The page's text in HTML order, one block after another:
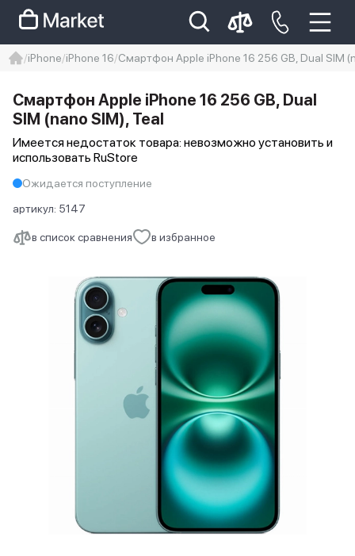
Iphone 14 pro max
айфон 14
iPhone iPhone 16 Смартфон Apple iPhone 16 256 GB, Dual SIM
в список сравнения в избранное
Смартфон Apple iPhone 16 256 GB, Dual
SIM (nano SIM), Teal
Имеется недостаток товара: невозможно установить и
использовать RuStore
Ожидается поступление
артикул: 5147